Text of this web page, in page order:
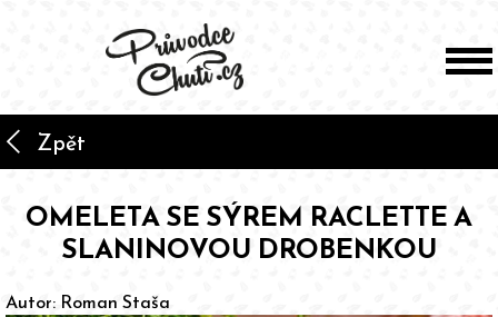
arrow_back_ios Zpět
OMELETA SE SÝREM RACLETTE A
SLANINOVOU DROBENKOU
Autor: Roman Staša